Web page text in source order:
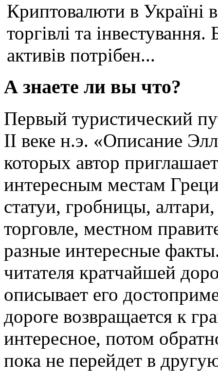
Криптовалюти в Україні
торгівлі та
активів потрібен...
А знаете ли вы что?
Первый туристический
II веке н.э. «Описание
которых автор
интересным местам
статуи, гробницы,
торговле, местном
разные интересные
читателя кратчайшей
описывает его
дороге возвращается к
интересное, потом
пока не перейдет в